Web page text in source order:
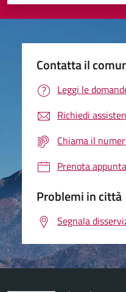
Contatta il
Leggi le
Richiedi
Chiama il
Prenota
Problemi in città
Segnala